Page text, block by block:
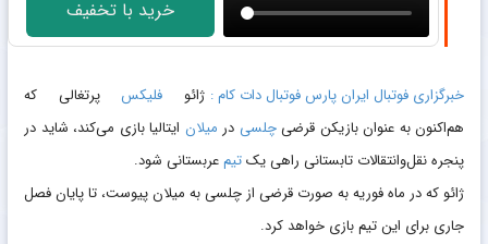
خرید با تخفیف
خبرگزاری فوتبال ایران پارس فوتبال دات کام : ژائو فلیکس پرتغالی که
هم‌اکنون به عنوان بازیکن قرضیچلسی در میلان ایتالیا بازی می‌کند، شاید در
پنجره نقل‌وانتقالات تابستانی راهی یکتیمعربستانی شود.
ژائو که در ماه فوریه به صورت قرضی از چلسی به میلان پیوست، تا پایان فصل
جاری برای این تیم بازی خواهد کرد.